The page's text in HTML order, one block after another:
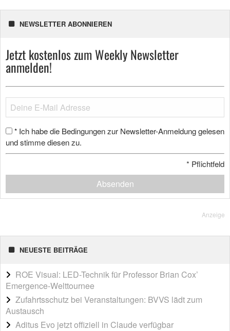
NEWSLETTER ABONNIEREN
Jetzt kostenlos zum Weekly Newsletter
anmelden!
* Ich habe die Bedingungen zur Newsletter-Anmeldung gelesen
und stimme diesen zu.
* Pflichtfeld
Absenden
Anzeige
NEUESTE BEITRÄGE
ROE Visual: LED-Technik für Professor Brian Cox’
Emergence-Welttournee
Zufahrtsschutz bei Veranstaltungen: BVVS lädt zum
Austausch
Aditus Evo jetzt offiziell in Claude verfügbar